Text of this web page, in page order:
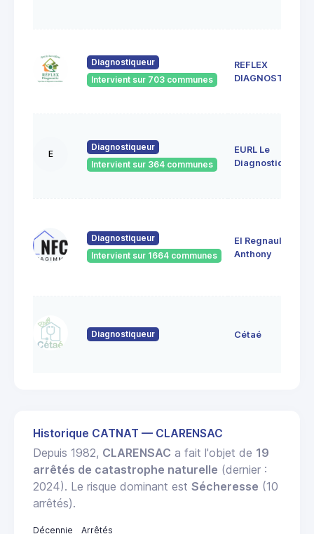
Diagnostiqueur
Intervient sur 703 communes
REFLEX
DIAGNOSTIC
E
Diagnostiqueur
Intervient sur 364 communes
EURL Le
Diagnostiqueur
Diagnostiqueur
Intervient sur 1664 communes
EI Regnault
Anthony
Diagnostiqueur Cétaé
Historique CATNAT — CLARENSAC
Depuis 1982, CLARENSAC a fait l'objet de 19
arrêtés de catastrophe naturelle (dernier :
2024). Le risque dominant est Sécheresse (10
arrêtés).
Décennie Arrêtés